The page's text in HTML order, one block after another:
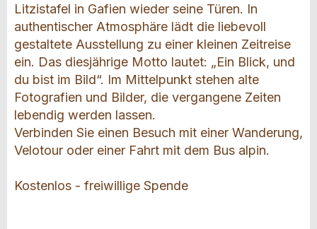
Litzistafel in Gafien wieder seine Türen. In
authentischer Atmosphäre lädt die liebevoll
gestaltete Ausstellung zu einer kleinen Zeitreise
ein. Das diesjährige Motto lautet: „Ein Blick, und
du bist im Bild“. Im Mittelpunkt stehen alte
Fotografien und Bilder, die vergangene Zeiten
lebendig werden lassen.
Verbinden Sie einen Besuch mit einer Wanderung,
Velotour oder einer Fahrt mit dem Bus alpin.
Kostenlos - freiwillige Spende